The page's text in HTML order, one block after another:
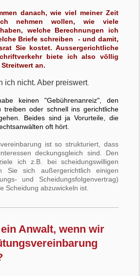
danach, wie viel meiner Zeit
nehmen wollen, wie viele
welche Berechnungen ich
Briefe schreiben - und damit,
Sie kostet. Aussergerichtliche
biete ich also völlig
an.
ich nicht. Aber preiswert.
keinen "Gebührenanreiz", den
treiben oder schnell ins gerichtliche
Beides sind ja Vorurteile, die
oft hört.
ist so strukturiert, dass
deckungsgleich sind. Den
ich z.B. bei scheidungswilligen
Sie sich außergerichtlich einigen
und Scheidungsfolgenvertrag)
Scheidung abzuwickeln ist.
Anwalt, wenn wir